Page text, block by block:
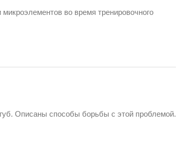
во время тренировочного
Описаны способы борьбы с этой проблемой.